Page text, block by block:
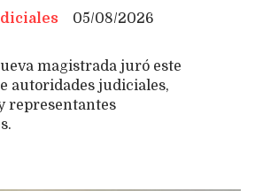
05/08/2026
magistrada juró este
autoridades judiciales,
representantes